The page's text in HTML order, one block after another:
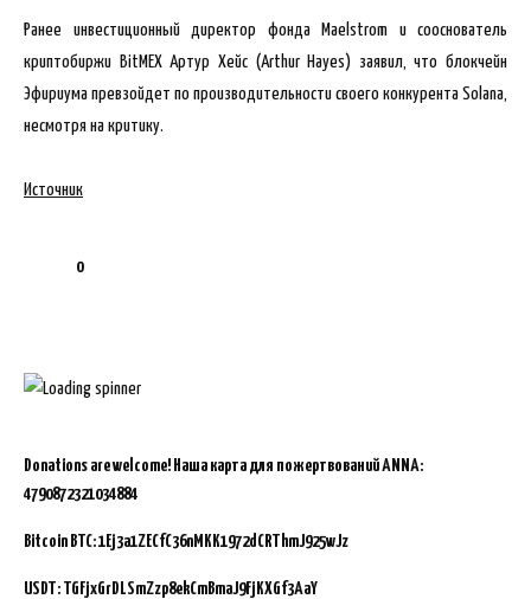
Ранее инвестиционный директор фонда Maelstrom и сооснователь
криптобиржи BitMEX Артур Хейс (Arthur Hayes) заявил, что блокчейн
Эфириума превзойдет по производительности своего конкурента Solana,
несмотря на критику.
Источник
0
Donations are welcome! Наша карта для пожертвований ANNA:
4790872321034884
Bitcoin BTC:1Ej3a1ZECfC36nMKK1972dCRThmJ925wJz
USDT: TGFjxGrDLSmZzp8ekCmBmaJ9FjKXGf3AaY